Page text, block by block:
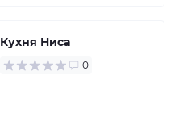
Кухня Ниса
0